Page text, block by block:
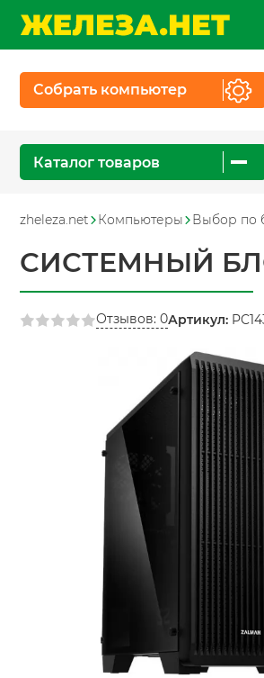
Собрать компьютер
Каталог товаров
zheleza.net Компьютеры Выбор по
СИСТЕМНЫЙ
Отзывов: 0Артикул: